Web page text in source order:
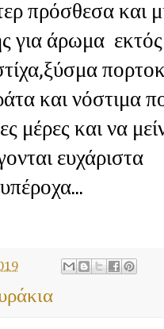
πρόσθεσα και
για άρωμα
και νόστιμα
μέρες και να
ευχάριστα